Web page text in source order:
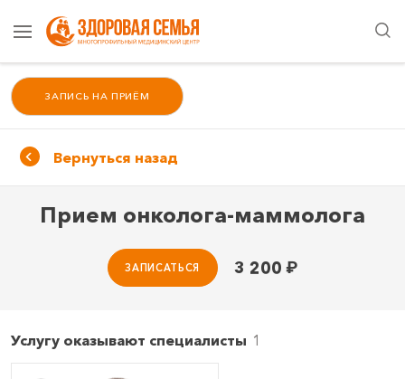
ЗАПИСЬ НА ПРИЁМ
Вернуться назад
Прием онколога-маммолога
3 200 ₽
ЗАПИСАТЬСЯ
Услугу оказывают специалисты